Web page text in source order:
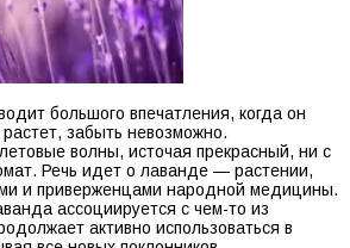
большого впечатления, когда он
забыть невозможно.
волны, источая прекрасный, ни с
Речь идет о лаванде — растении,
и приверженцами народной медицины.
ассоциируется с чем-то из
активно использоваться в